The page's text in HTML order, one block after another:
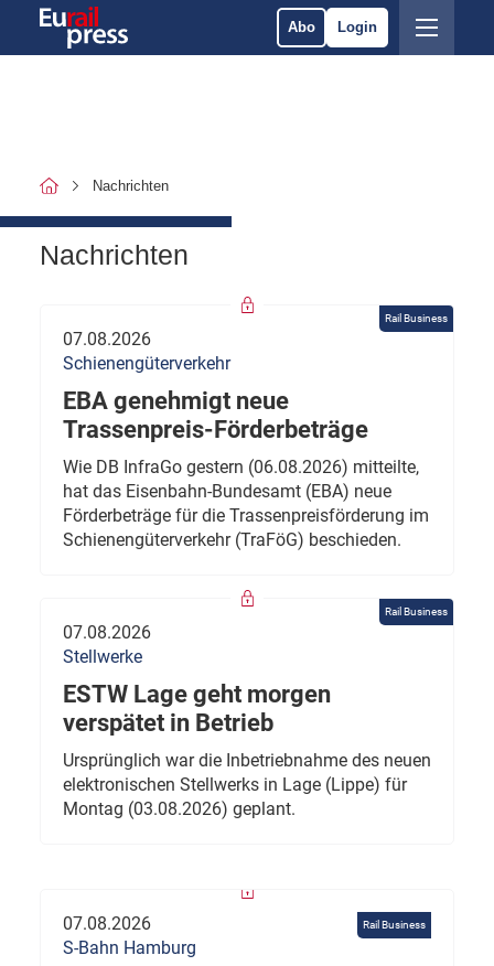
Abo Login
Nachrichten
Nachrichten
Rail Business
07.08.2026
Schienengüterverkehr
EBA genehmigt neue
Trassenpreis-Förderbeträge
Wie DB InfraGo gestern (06.08.2026) mitteilte,
hat das Eisenbahn-Bundesamt (EBA) neue
Förderbeträge für die Trassenpreisförderung im
Schienengüterverkehr (TraFöG) beschieden.
Rail Business
07.08.2026
Stellwerke
ESTW Lage geht morgen
verspätet in Betrieb
Ursprünglich war die Inbetriebnahme des neuen
elektronischen Stellwerks in Lage (Lippe) für
Montag (03.08.2026) geplant.
Rail Business
07.08.2026
S-Bahn Hamburg